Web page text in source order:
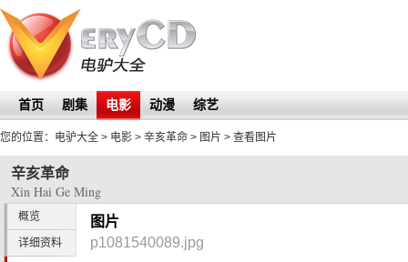
首页 剧集 电影 动漫 综艺
您的位置： 电驴大全 > 电影 > 辛亥革命 > 图片 > 查看图片
辛亥革命
Xin Hai Ge Ming
概览
详细资料
图片
p1081540089.jpg